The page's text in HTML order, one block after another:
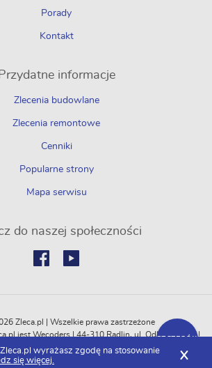
SZCZEGÓŁY
Porady
Kontakt
Przydatne informacje
Zlecenia budowlane
Zlecenia remontowe
Cenniki
Popularne strony
Mapa serwisu
do naszej społeczności
Zleca.pl | Wszelkie prawa zastrzeżone
jest Wecoders | 44-310 Radlin, ul. Odległa 114C |
364774751 | NIP: 6472500747
wyrażasz zgodę na stosowanie
się więcej. X